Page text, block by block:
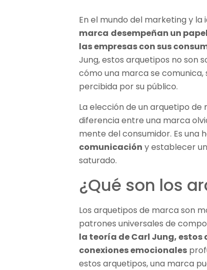
En el mundo del marketing y la
marca desempeñan un
las empresas con sus
Jung, estos arquetipos no son
cómo una marca se
percibida por su público.
La elección de un arquetipo
diferencia entre una marca
mente del consumidor. Es una
comunicación y establecer
saturado.
¿Qué son los
Los arquetipos de marca son
patrones universales de
la teoría de Carl Jung,
conexiones emocionales
estos arquetipos, una marca